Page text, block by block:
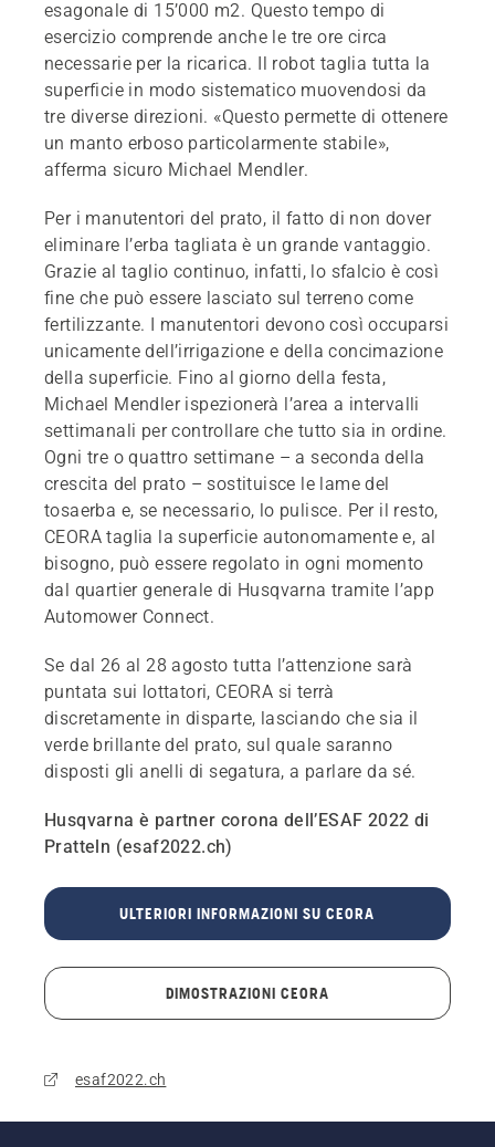
esagonale di 15’000 m2. Questo tempo di
esercizio comprende anche le tre ore circa
necessarie per la ricarica. Il robot taglia tutta la
superficie in modo sistematico muovendosi da
tre diverse direzioni. «Questo permette di ottenere
un manto erboso particolarmente stabile»,
afferma sicuro Michael Mendler.
Per i manutentori del prato, il fatto di non dover
eliminare l’erba tagliata è un grande vantaggio.
Grazie al taglio continuo, infatti, lo sfalcio è così
fine che può essere lasciato sul terreno come
fertilizzante. I manutentori devono così occuparsi
unicamente dell’irrigazione e della concimazione
della superficie. Fino al giorno della festa,
Michael Mendler ispezionerà l’area a intervalli
settimanali per controllare che tutto sia in ordine.
Ogni tre o quattro settimane – a seconda della
crescita del prato – sostituisce le lame del
tosaerba e, se necessario, lo pulisce. Per il resto,
CEORA taglia la superficie autonomamente e, al
bisogno, può essere regolato in ogni momento
dal quartier generale di Husqvarna tramite l’app
Automower Connect.
Se dal 26 al 28 agosto tutta l’attenzione sarà
puntata sui lottatori, CEORA si terrà
discretamente in disparte, lasciando che sia il
verde brillante del prato, sul quale saranno
disposti gli anelli di segatura, a parlare da sé.
Husqvarna è partner corona dell’ESAF 2022 di
Pratteln (esaf2022.ch)
ULTERIORI INFORMAZIONI SU CEORA
DIMOSTRAZIONI CEORA
esaf2022.ch